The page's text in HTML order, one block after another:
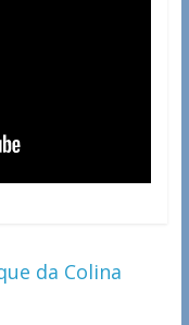
da Colina